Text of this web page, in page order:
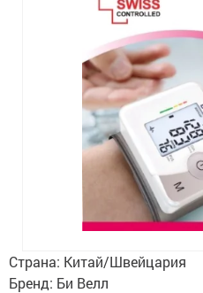
Изделия медицинского
Планирование семьи
Ортопедия
Страна: Китай/Швейцария
Бренд: Би Велл